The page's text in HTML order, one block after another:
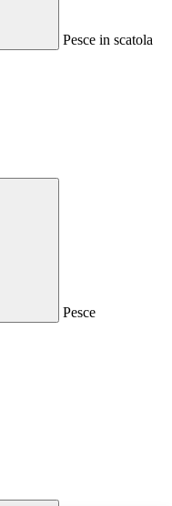
Pesce in scatola
Pesce